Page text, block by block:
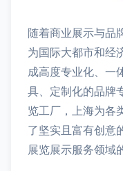
随着商业展示与品
为国际大都市和经
成高度专业化、一
具、定制化的品牌
览工厂，上海为各
了坚实且富有创意
展览展示服务领域